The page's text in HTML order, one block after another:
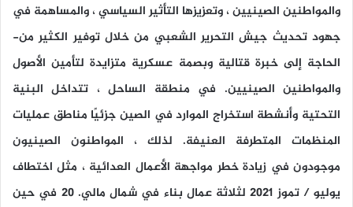
والمواطنين الصينيين ، وتعزيزها التأثير السياسي ، والمساهمة في
جهود تحديث جيش التحرير الشعبي من خلال توفير الكثير من-
الحاجة إلى خبرة قتالية وبصمة عسكرية متزايدة لتأمين الأصول
والمواطنين الصينيين. في منطقة الساحل ، تتداخل البنية
التحتية وأنشطة استخراج الموارد في الصين جزئيًا مناطق عمليات
المنظمات المتطرفة العنيفة. لذلك ، المواطنون الصينيون
موجودون في زيادة خطر مواجهة الأعمال العدائية ، مثل اختطاف
يوليو / تموز 2021 لثلاثة عمال بناء في شمال مالي. 20 في حين